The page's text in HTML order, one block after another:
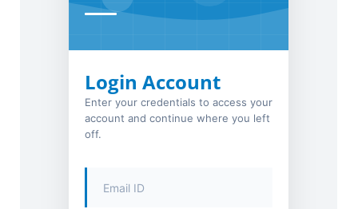
Login Account
Enter your credentials to access your
account and continue where you left
off.